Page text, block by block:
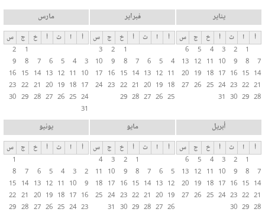
ب
ا
ت
ا
ل
أ
س
ا
س
ي
ة
يناير
أ ا ث أ خ ج
س
1
2
3
4
5
6
7
8
9
10
11
12
13
14
15
16
17
18
19
20
21
22
23
24
25
26
27
28
29
30
31
فبراير
أ ا ث أ خ ج
س
1
2
3
4
5
6
7
8
9
10
11
12
13
14
15
16
17
18
19
20
21
22
23
24
25
26
27
28
29
مارس
أ ا ث أ خ ج
س
1
2
3
4
5
6
7
8
9
10
11
12
13
14
15
16
17
18
19
20
21
22
23
24
25
26
27
28
29
30
31
أبريل
أ ا ث أ خ ج
س
1
2
3
4
5
6
7
8
9
10
11
12
13
14
15
16
17
18
19
20
21
22
23
24
25
26
27
28
29
30
مايو
أ ا ث أ خ ج
س
1
2
3
4
5
6
7
8
9
10
11
12
13
14
15
16
17
18
19
20
21
22
23
24
25
26
27
28
29
30
31
يونيو
أ ا ث أ خ ج
س
1
2
3
4
5
6
7
8
9
10
11
12
13
14
15
16
17
18
19
20
21
22
23
24
25
26
27
28
29